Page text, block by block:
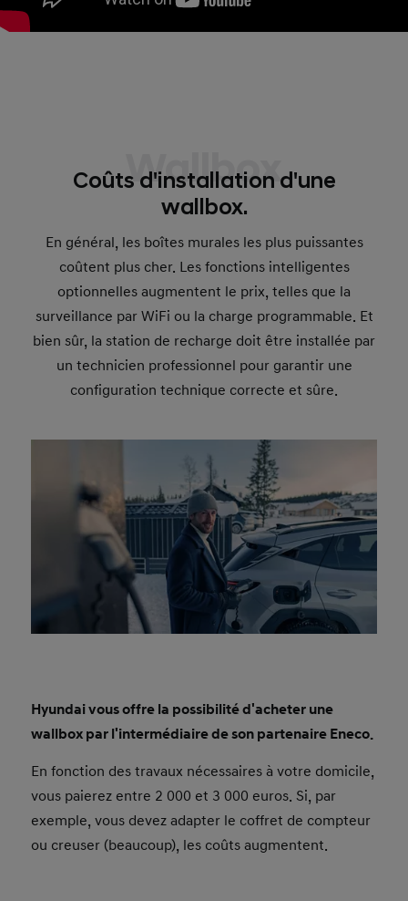
Wallbox
Coûts d'installation d'une
wallbox.
En général, les boîtes murales les plus puissantes
coûtent plus cher. Les fonctions intelligentes
optionnelles augmentent le prix, telles que la
surveillance par WiFi ou la charge programmable. Et
bien sûr, la station de recharge doit être installée par
un technicien professionnel pour garantir une
configuration technique correcte et sûre.
Hyundai vous offre la possibilité d'acheter une
wallbox par l'intermédiaire de son partenaire Eneco.
En fonction des travaux nécessaires à votre domicile,
vous paierez entre 2 000 et 3 000 euros. Si, par
exemple, vous devez adapter le coffret de compteur
ou creuser (beaucoup), les coûts augmentent.